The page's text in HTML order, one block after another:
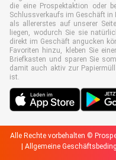
die eine Prospektaktion oder
Schlussverkaufs im Geschäft in
als allererstes auf unserer
liegen, wodurch Sie sie
direkt im Geschäft angucken
Favoriten hinzu, kleben Sie
Briefkasten und sparen Sie
damit auch aktiv zur
ist.
Alle Rechte vorbehalten ©
Allgemeine